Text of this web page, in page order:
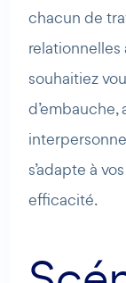
chacun de
relationnelles
souhaitiez
d’embauche,
s’adapte à
efficacité.